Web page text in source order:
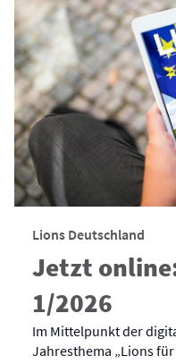
Lions Deutschland
Jetzt
1/2026
Im Mittelpunkt der
Jahresthema „Lions für